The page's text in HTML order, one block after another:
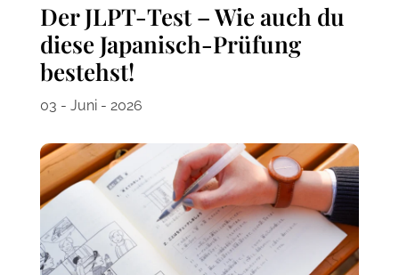
Der JLPT-Test – Wie auch du
diese Japanisch-Prüfung
bestehst!
03 - Juni - 2026